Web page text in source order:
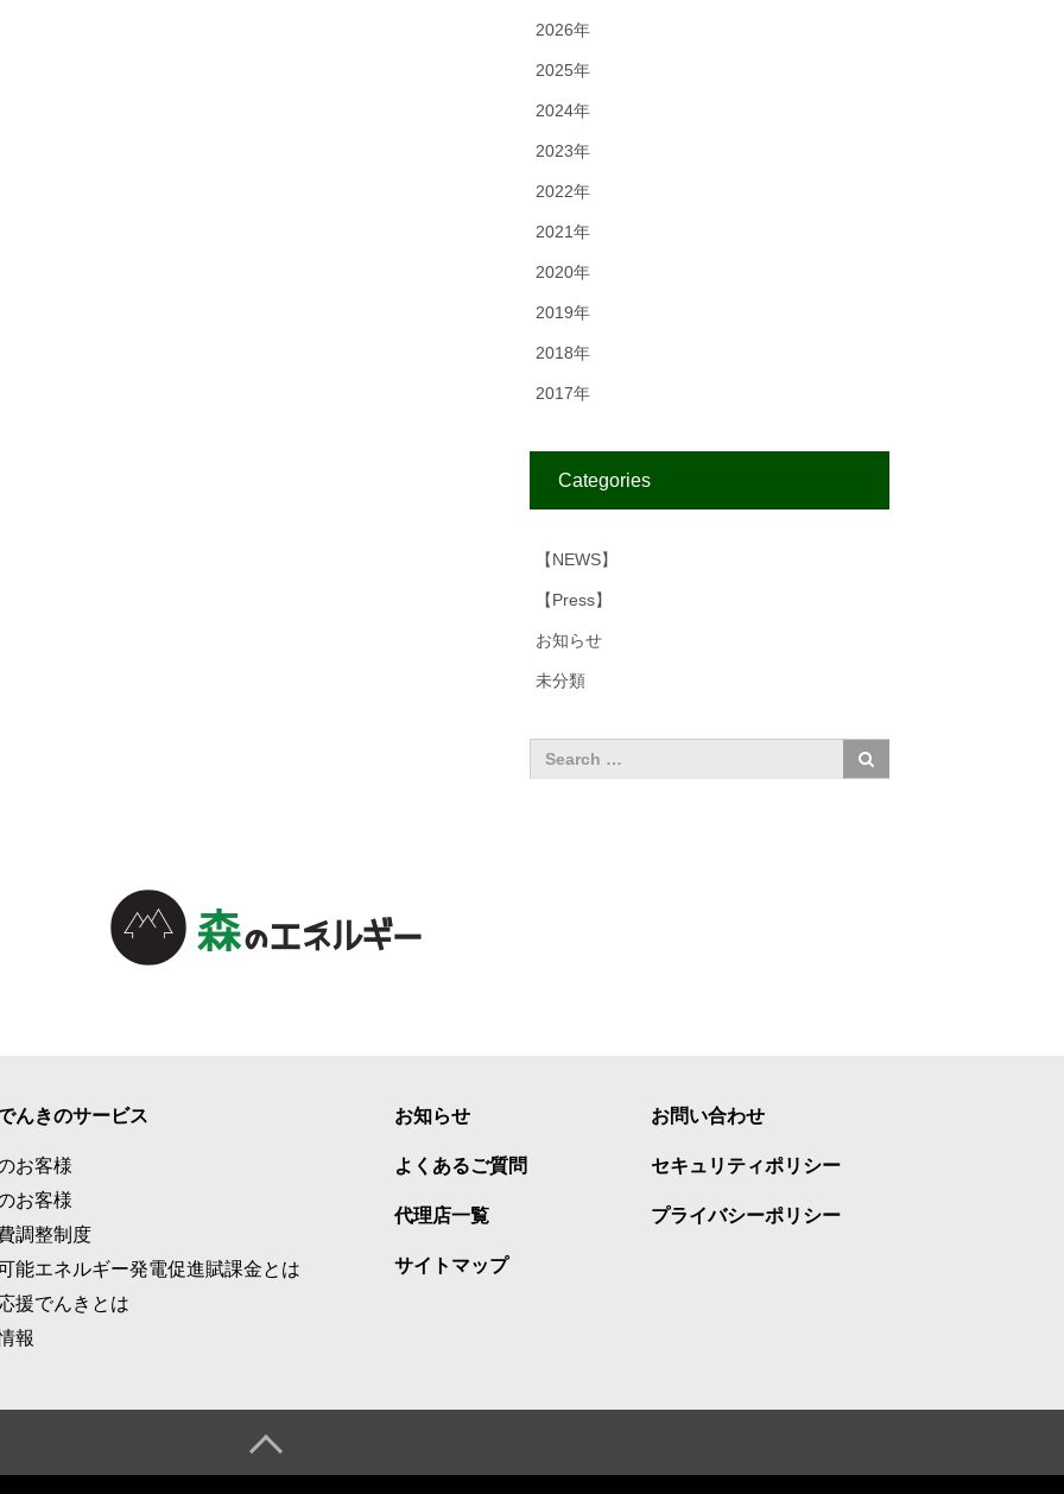
2026年
2025年
2024年
2023年
2022年
2021年
2020年
2019年
2018年
2017年
Categories
【NEWS】
【Press】
お知らせ
未分類
んきのサービス
お客様
お客様
調整制度
能エネルギー発電促進賦課金とは
援でんきとは
報
お知らせ
よくあるご質問
代理店一覧
サイトマップ
お問い合わせ
セキュリティポリシー
プライバシーポリシー